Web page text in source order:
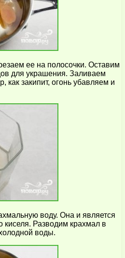
ее на полосочки. Оставим
для украшения. Заливаем
как закипит, огонь убавляем и
воду. Она и является
киселя. Разводим крахмал в
воды.